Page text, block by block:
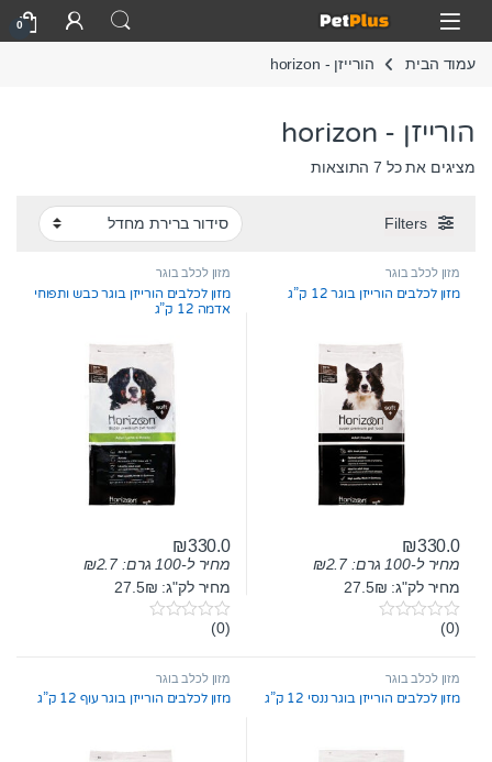
Skip to navigation
Skip to content
Open
0
עמוד הבית הורייזן - horizon
הורייזן - horizon
מציגים את כל ⁦7⁩ התוצאות
Filters
מזון לכלב בוגר
מזון לכלבים הורייזן בוגר 12 ק”ג
₪330.0
מחיר ל-100 גרם: ₪2.7
מחיר לק"ג: 27.5₪
0
t
o
f
(0)
מזון לכלב בוגר
מזון לכלבים הורייזן בוגר כבש ותפוחי
אדמה 12 ק”ג
₪330.0
מחיר ל-100 גרם: ₪2.7
מחיר לק"ג: 27.5₪
0
t
o
f
(0)
מזון לכלב בוגר
מזון לכלבים הורייזן בוגר ננסי 12 ק”ג
מזון לכלב בוגר
מזון לכלבים הורייזן בוגר עוף 12 ק”ג